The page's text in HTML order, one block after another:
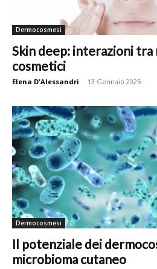
Dermocosmesi
Skin deep: interazioni tra
cosmetici
Elena D'Alessandri - 13 Gennaio 2025
Dermocosmesi
Il potenziale dei
microbioma cutaneo